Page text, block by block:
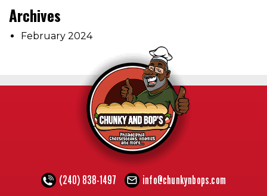
Archives
February 2024
(240) 838-1497
info@chunkynbops.com